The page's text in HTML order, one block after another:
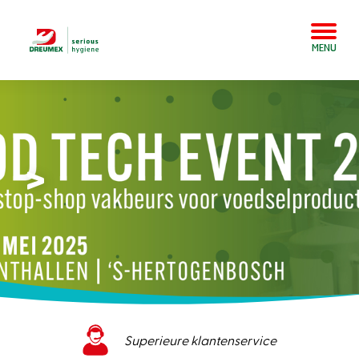
MENU
>
Superieure klantenservice